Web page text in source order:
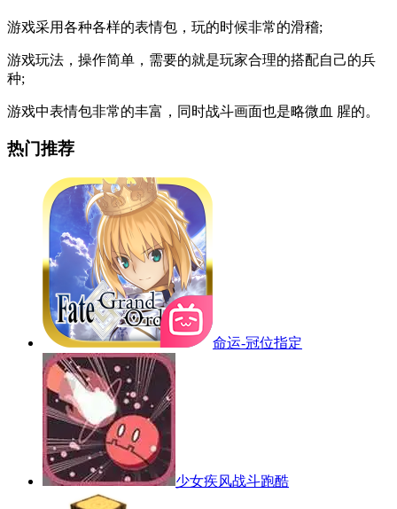
游戏采用各种各样的表情包，玩的时候非常的滑稽;
游戏玩法，操作简单，需要的就是玩家合理的搭配自己的兵
种;
游戏中表情包非常的丰富，同时战斗画面也是略微血 腥的。
热门推荐
命运-冠位指定
少女疾风战斗跑酷